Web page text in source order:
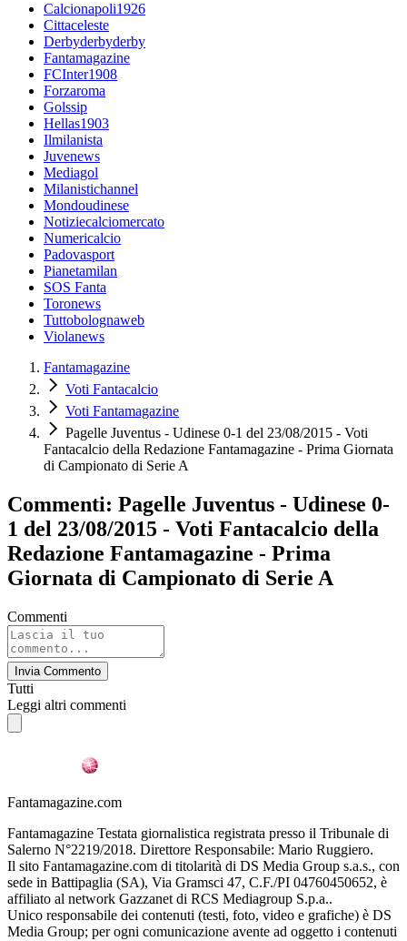
Calcionapoli1926
Cittaceleste
Derbyderbyderby
Fantamagazine
FCInter1908
Forzaroma
Golssip
Hellas1903
Ilmilanista
Juvenews
Mediagol
Milanistichannel
Mondoudinese
Notiziecalciomercato
Numericalcio
Padovasport
Pianetamilan
SOS Fanta
Toronews
Tuttobolognaweb
Violanews
Fantamagazine
Voti Fantacalcio
Voti Fantamagazine
Pagelle Juventus - Udinese 0-1 del 23/08/2015 - Voti
Fantacalcio della Redazione Fantamagazine - Prima Giornata
di Campionato di Serie A
Commenti: Pagelle Juventus - Udinese 0-
1 del 23/08/2015 - Voti Fantacalcio della
Redazione Fantamagazine - Prima
Giornata di Campionato di Serie A
Commenti
Invia Commento
Tutti
Leggi altri commenti
Fantamagazine.com
Fantamagazine Testata giornalistica registrata presso il Tribunale di
Salerno N°2219/2018. Direttore Responsabile: Mario Ruggiero.
Il sito Fantamagazine.com di titolarità di DS Media Group s.a.s., con
sede in Battipaglia (SA), Via Gramsci 47, C.F./PI 04760450652, è
affiliato al network Gazzanet di RCS Mediagroup S.p.a..
Unico responsabile dei contenuti (testi, foto, video e grafiche) è DS
Media Group; per ogni comunicazione avente ad oggetto i contenuti